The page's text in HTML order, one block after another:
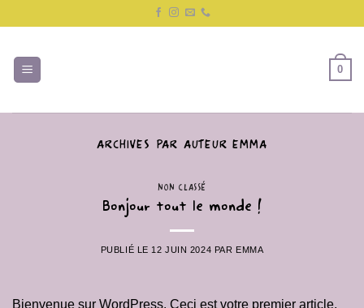
au
0
ARCHIVES PAR AUTEUREMMA
NON CLASSÉ
Bonjour tout le monde !
PUBLIÉ LE 12 JUIN 2024 PAR EMMA
Bienvenue sur WordPress. Ceci est votre premier article.